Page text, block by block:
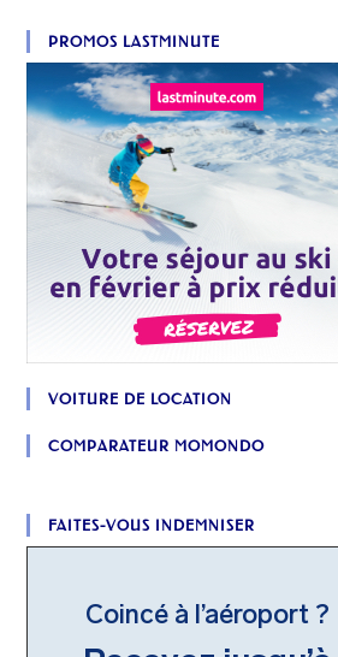
PROMOS LASTMINUTE
VOITURE DE LOCATION
COMPARATEUR MOMONDO
FAITES-VOUS INDEMNISER